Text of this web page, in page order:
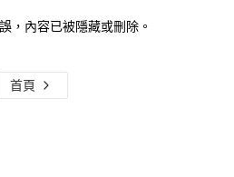
，內容已被隱藏或刪除。
首頁